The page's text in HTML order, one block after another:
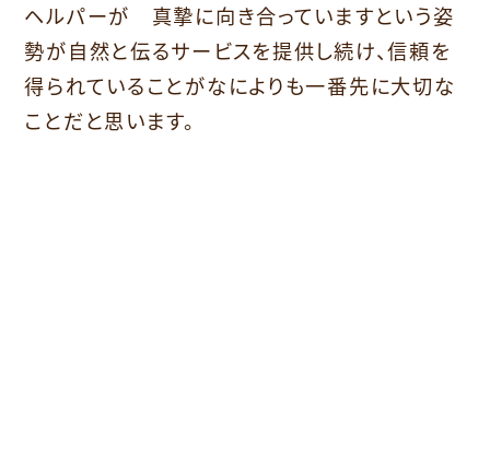
ヘルパーが 真摯に向き合っていますという姿
勢が自然と伝るサービスを提供し続け、信頼を
得られていることがなによりも一番先に大切な
ことだと思います。